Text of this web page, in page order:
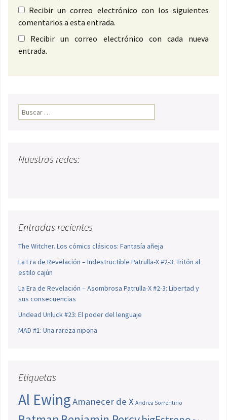
Recibir un correo electrónico con los siguientes
comentarios a esta entrada.
Recibir un correo electrónico con cada nueva
entrada.
Buscar:
Nuestras redes:
Entradas recientes
The Witcher. Los cómics clásicos: Fantasía añeja
La Era de Revelación – Indestructible Patrulla-X #2-3: Tritón al
estilo cajún
La Era de Revelación – Asombrosa Patrulla-X #2-3: Libertad y
sus consecuencias
Undead Unluck #23: El poder del lenguaje
MAD #1: Una rareza nipona
Etiquetas
Al EwingAmanecer de X Andrea Sorrentino